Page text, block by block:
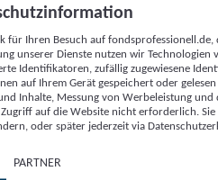
Messung von Werbeleistung
sowie Zielgruppenforschung.
Online-Kennungen (z. B. login-
Kennungen,
zusammen mit anderen
und Browserinformationen,
Technologien usw.) auf
von dort ausgelesen werden, um es
es eine App oder einer Webseite
mehrere der hier aufgeführten
für Ihren Besuch auf
unserer Dienste nutzen wir Technologien
Identifikatoren, zufällig zugewiesene
auf Ihrem Gerät gespeichert oder
Inhalte, Messung von Werbeleistung
auf die Website nicht erforderlich.
oder später jederzeit via
PARTNER